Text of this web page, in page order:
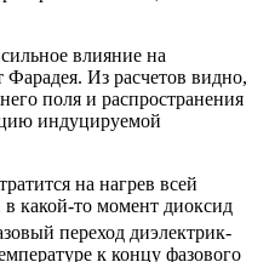
влияние на
Из расчетов видно,
поля и распространения
индуцируемой
на нагрев всей
в какой-то момент диоксид
переход диэлектрик-
к концу фазового